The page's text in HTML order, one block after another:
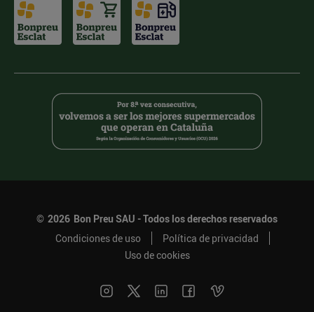
© 2026 Bon Preu SAU - Todos los derechos reservados
Condiciones de uso
Política de privacidad
Uso de cookies